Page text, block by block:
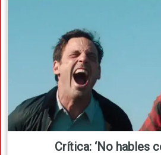
Crítica: ‘No hables